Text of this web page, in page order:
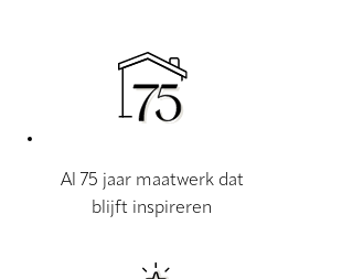
Al 75 jaar maatwerk dat
blijft inspireren